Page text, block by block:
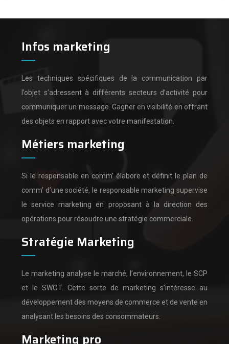
Infos marketing
Les techniques spécifiques de la communication par
l’objet s’adressent à différents secteurs d’activité pour
communiquer un message. Gagner en visibilité en offrant
des objets en rapport avec votre manifestation.
Métiers marketing
Si le responsable en comm’ élabore et définit le plan de
comm’ d’une société, le responsable marketing supervise
le service marketing en proposant à la direction des
opérations pour résoudre une stratégie commerciale.
Stratégie Marketing
Le marketing analyse le marché, l’environnement, le SCP
et le SWOT. Cette sorte de marketing s’intéresse au
développement des moyens de commerce et de vente en
analysant les besoins des consommateurs.
Marketing pro